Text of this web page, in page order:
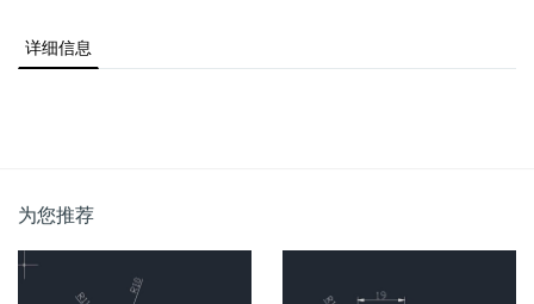
详细信息
为您推荐